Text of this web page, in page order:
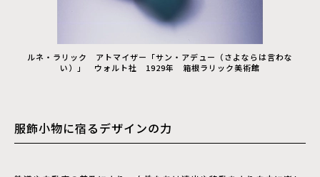
ルネ・ラリック アトマイザー「サン・アデュー（さよならは言わな
い）」 ウォルト社 1929年 箱根ラリック美術館
服飾小物に宿るデザインの力